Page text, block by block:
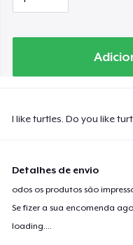
I like turtles. Do you like
Detalhes de envio
odos os produtos são
Se fizer a sua encomenda
loading....